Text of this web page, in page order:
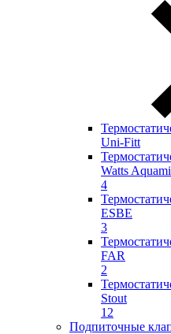
Uni-Fitt
Watts
4
ESBE
3
FAR
2
Stout
12
Подпиточные